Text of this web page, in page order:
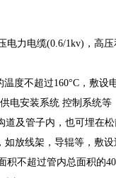
力电缆(0.6/1kv)，高
不超过160°C，敷设
电安装系统 控制系统等
及管子内，也可埋在
放线架，导辊等，敷
不超过管内总面积的